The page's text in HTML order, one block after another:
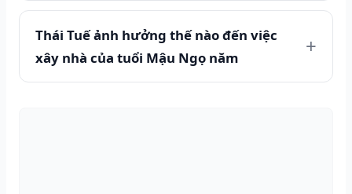
Thái Tuế ảnh hưởng thế nào đến việc
xây nhà của tuổi Mậu Ngọ năm